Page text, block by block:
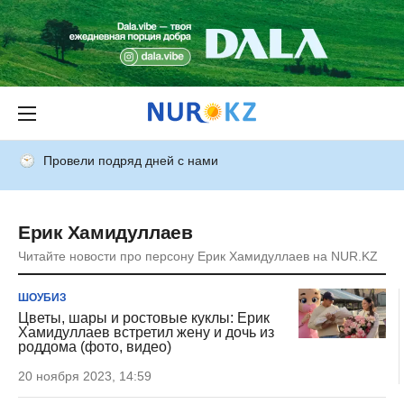
Провели подряд дней с нами
Ерик Хамидуллаев
Читайте новости про персону Ерик Хамидуллаев на NUR.KZ
ШОУБИЗ
Цветы, шары и ростовые куклы: Ерик
Хамидуллаев встретил жену и дочь из
роддома (фото, видео)
20 ноября 2023, 14:59